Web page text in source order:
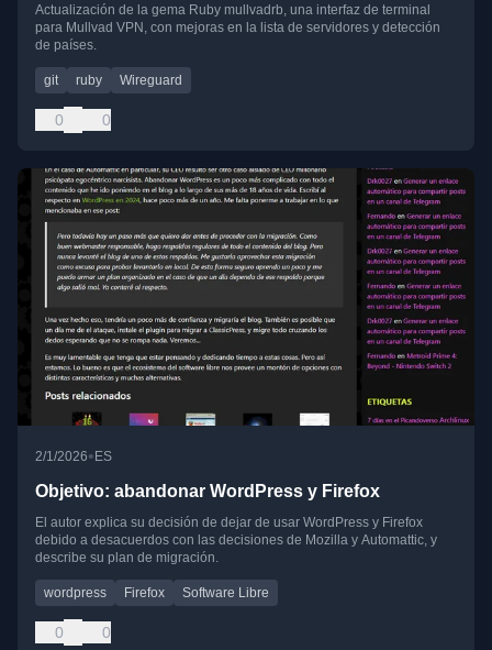
Actualización de la gema Ruby mullvadrb, una interfaz de terminal
para Mullvad VPN, con mejoras en la lista de servidores y detección
de países.
git ruby Wireguard
0 0
2/1/2026• ES
Objetivo: abandonar WordPress y Firefox
El autor explica su decisión de dejar de usar WordPress y Firefox
debido a desacuerdos con las decisiones de Mozilla y Automattic, y
describe su plan de migración.
wordpress Firefox Software Libre
0 0